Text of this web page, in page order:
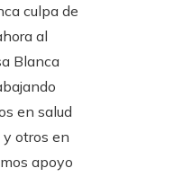
culpa de
al
Blanca
en salud
otros en
apoyo